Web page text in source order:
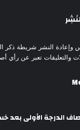
وإعادة النشر شريطة ذكر
والتعليقات تعبر عن رأي
الدرجة الأولى بعد